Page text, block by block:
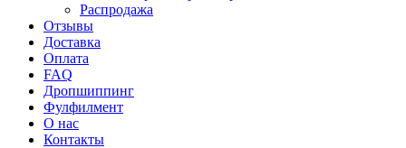
Распродажа
Отзывы
Доставка
Оплата
FAQ
Дропшиппинг
Фулфилмент
О нас
Контакты